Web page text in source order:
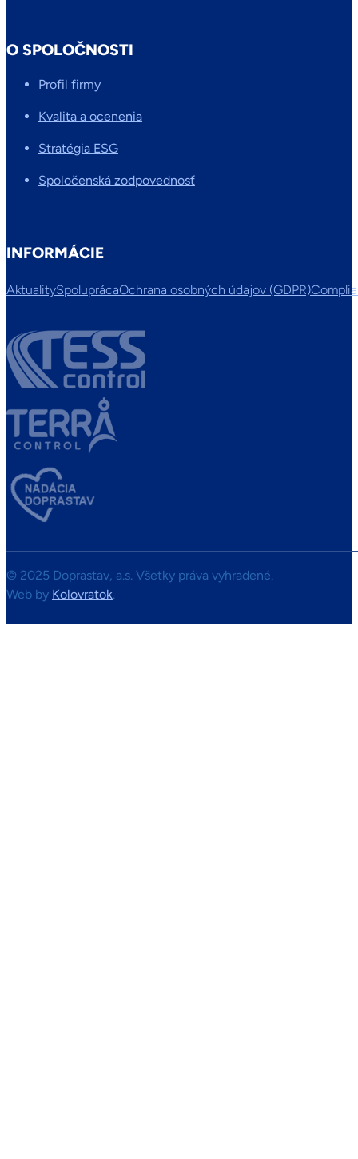
O SPOLOČNOSTI
Profil firmy
Kvalita a ocenenia
Stratégia ESG
Spoločenská zodpovednosť
INFORMÁCIE
AktualitySpoluprácaOchrana osobných údajov (GDPR)
© 2025 Doprastav, a.s. Všetky práva vyhradené.
Web by Kolovratok.